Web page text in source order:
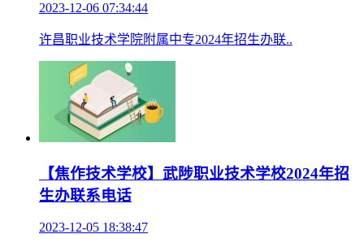
2023-12-06 07:34:44
许昌职业技术学院附属中专2024年招生办联..
【焦作技术学校】武陟职业技术学校2024年招
生办联系电话
2023-12-05 18:38:47